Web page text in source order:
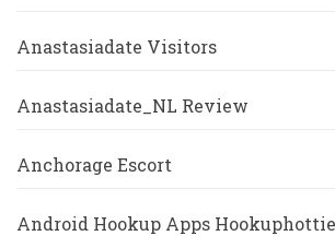
Anastasiadate Visitors
Anastasiadate_NL Review
Anchorage Escort
Android Hookup Apps